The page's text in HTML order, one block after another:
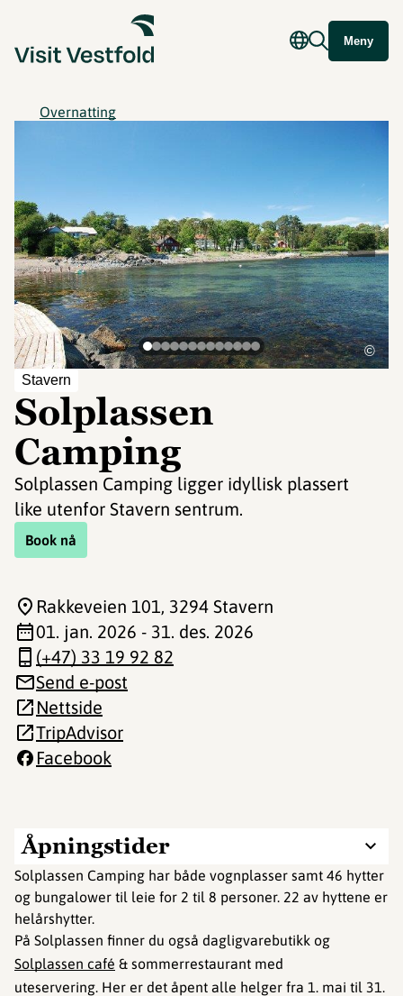
Meny
Overnatting
Stavern
Solplassen
Camping
Solplassen Camping ligger idyllisk plassert
like utenfor Stavern sentrum.
Book nå
©
Åpningstider
Solplassen Camping har både vognplasser samt 46 hytter
og bungalower til leie for 2 til 8 personer. 22 av hyttene er
helårshytter.
På Solplassen finner du også dagligvarebutikk og
Solplassen café & sommerrestaurant med
uteservering. Her er det åpent alle helger fra 1. mai til 31.
Rakkeveien 101, 3294 Stavern
01. jan. 2026 - 31. des. 2026
(+47) 33 19 92 82
Send e-post
Nettside
TripAdvisor
Facebook